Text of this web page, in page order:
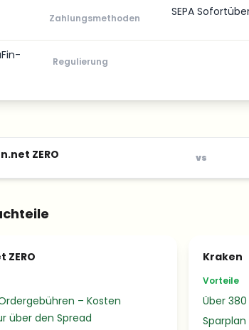
Zahlungsmethoden
SEPA
Regulierung
ZERO vs
– Kosten
über den Spread
Kraken
Vorteile
Über